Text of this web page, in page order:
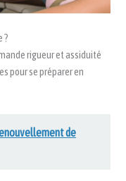
?
rigueur et assiduité
pour se préparer en
de